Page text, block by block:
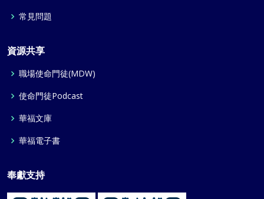
常見問題
資源共享
職場使命門徒(MDW)
使命門徒Podcast
華福文庫
華福電子書
奉獻支持